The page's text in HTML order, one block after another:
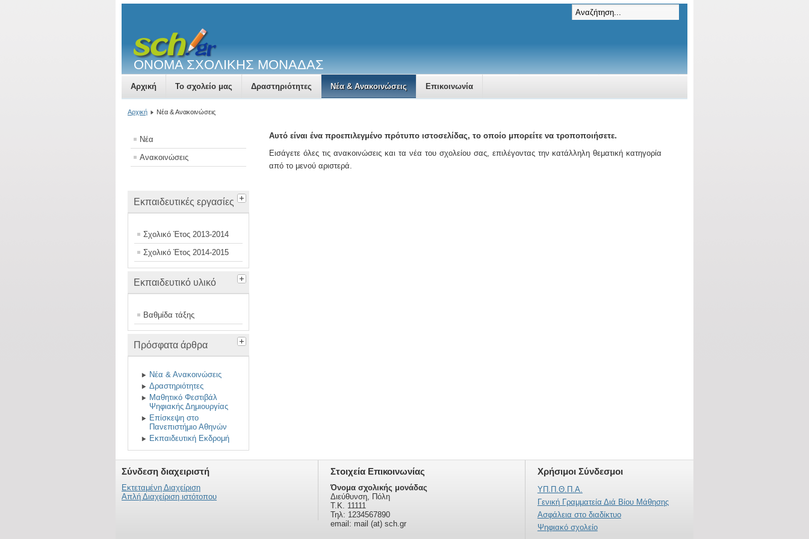
ΟΝΟΜΑ ΣΧΟΛΙΚΗΣ ΜΟΝΑΔΑΣ
Αρχική Το σχολείο μας Δραστηριότητες Νέα & Ανακοινώσεις Επικοινωνία
Αρχική Νέα & Ανακοινώσεις
Νέα
Ανακοινώσεις
Εκπαιδευτικές εργασίες
Σχολικό Έτος 2013-2014
Σχολικό Έτος 2014-2015
Εκπαιδευτικό υλικό
Βαθμίδα τάξης
Πρόσφατα άρθρα
Νέα & Ανακοινώσεις
Δραστηριότητες
Μαθητικό Φεστιβάλ
Ψηφιακής Δημιουργίας
Επίσκεψη στο
Πανεπιστήμιο Αθηνών
Εκπαιδευτική Εκδρομή
Αυτό είναι ένα προεπιλεγμένο πρότυπο ιστοσελίδας, το οποίο μπορείτε να τροποποιήσετε.
Εισάγετε όλες τις ανακοινώσεις και τα νέα του σχολείου σας, επιλέγοντας την κατάλληλη θεματική κατηγορία
από το μενού αριστερά.
Σύνδεση διαχειριστή
Εκτεταμένη Διαχείριση
Απλή Διαχείριση ιστότοπου
Στοιχεία Επικοινωνίας
Όνομα σχολικής μονάδας
Διεύθυνση, Πόλη
Τ.Κ. 11111
Τηλ: 1234567890
email: mail (at) sch.gr
Χρήσιμοι Σύνδεσμοι
ΥΠ.Π.Θ.Π.Α.
Γενική Γραμματεία Διά Βίου Μάθησης
Ασφάλεια στο διαδίκτυο
Ψηφιακό σχολείο